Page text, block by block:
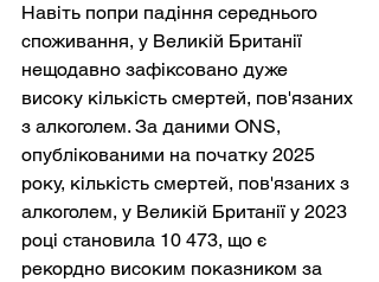
Навіть попри падіння середнього
споживання, у Великій Британії
нещодавно зафіксовано дуже
високу кількість смертей, пов'язаних
з алкоголем. За даними ONS,
опублікованими на початку 2025
року, кількість смертей, пов'язаних з
алкоголем, у Великій Британії у 2023
році становила 10 473, що є
рекордно високим показником за